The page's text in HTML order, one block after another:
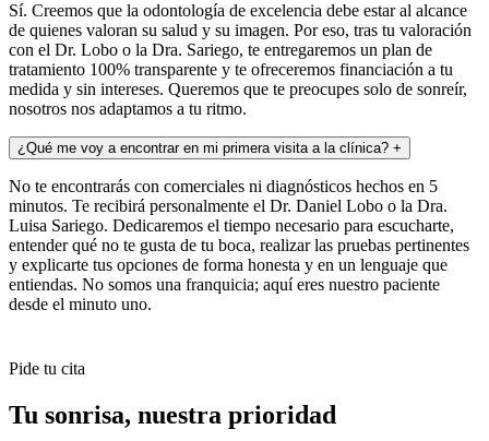
Sí. Creemos que la odontología de excelencia debe estar al alcance
de quienes valoran su salud y su imagen. Por eso, tras tu valoración
con el Dr. Lobo o la Dra. Sariego, te entregaremos un plan de
tratamiento 100% transparente y te ofreceremos financiación a tu
medida y sin intereses. Queremos que te preocupes solo de sonreír,
nosotros nos adaptamos a tu ritmo.
¿Qué me voy a encontrar en mi primera visita a la clínica? +
No te encontrarás con comerciales ni diagnósticos hechos en 5
minutos. Te recibirá personalmente el Dr. Daniel Lobo o la Dra.
Luisa Sariego. Dedicaremos el tiempo necesario para escucharte,
entender qué no te gusta de tu boca, realizar las pruebas pertinentes
y explicarte tus opciones de forma honesta y en un lenguaje que
entiendas. No somos una franquicia; aquí eres nuestro paciente
desde el minuto uno.
Pide tu cita
Tu sonrisa, nuestra prioridad